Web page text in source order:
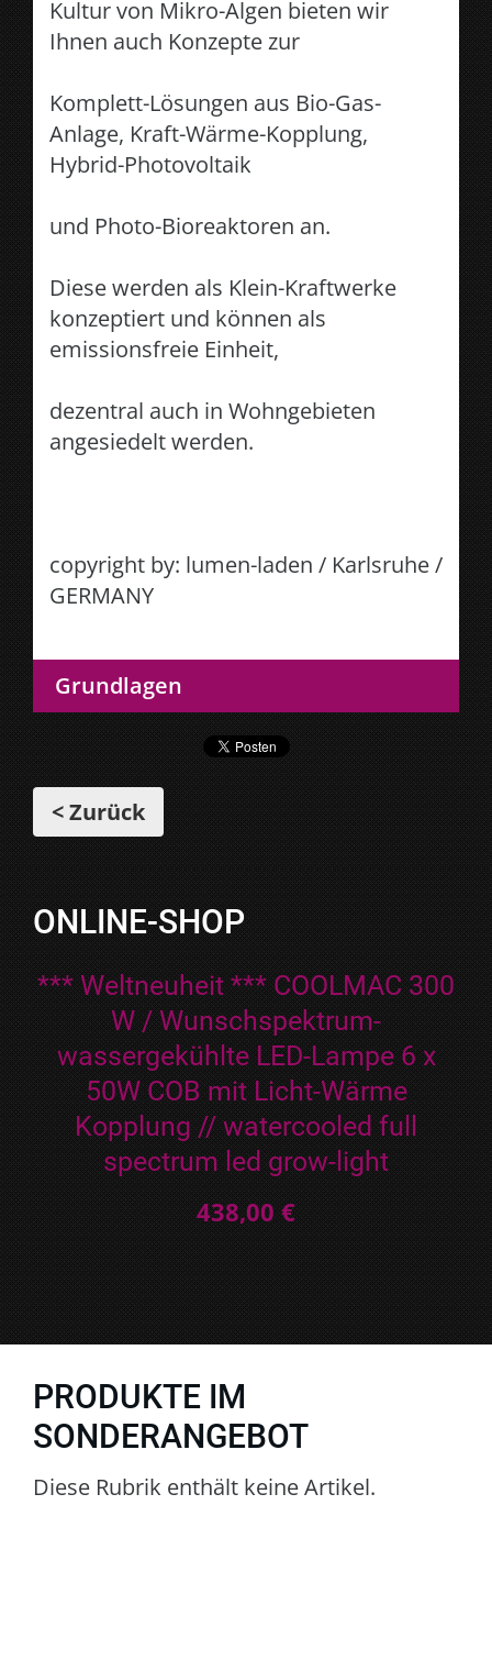
Kultur von Mikro-Algen bieten wir
Ihnen auch Konzepte zur
Komplett-Lösungen aus Bio-Gas-
Anlage, Kraft-Wärme-Kopplung,
Hybrid-Photovoltaik
und Photo-Bioreaktoren an.
Diese werden als Klein-Kraftwerke
konzeptiert und können als
emissionsfreie Einheit,
dezentral auch in Wohngebieten
angesiedelt werden.
copyright by: lumen-laden / Karlsruhe /
GERMANY
Grundlagen
< Zurück
ONLINE-SHOP
*** Weltneuheit *** COOLMAC 300
W / Wunschspektrum-
wassergekühlte LED-Lampe 6 x
50W COB mit Licht-Wärme
Kopplung // watercooled full
spectrum led grow-light
438,00 €
PRODUKTE IM
SONDERANGEBOT
Diese Rubrik enthält keine Artikel.